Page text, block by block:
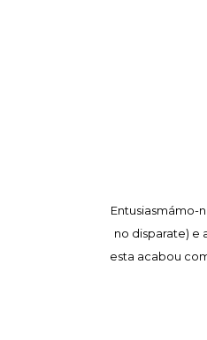
Entusiasmámo-
no disparate) e
esta acabou